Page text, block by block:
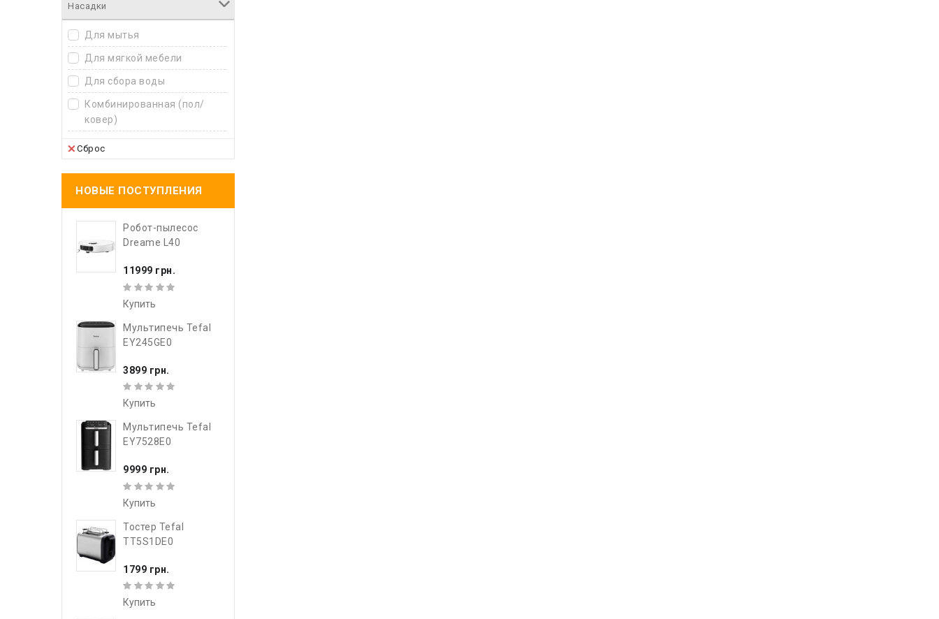
Фильтр тонкой очистки
(HEPA)
Насадки
Для мытья
Для мягкой мебели
Для сбора воды
Комбинированная (пол/
ковер)
Паркетная
Турбощетка
Щелевая
Электрическая турбощетка
Сброс
НОВЫЕ ПОСТУПЛЕНИЯ
Робот-пылесос
Dreame L40
11999 грн.
Купить
Мультипечь Tefal
EY245GE0
3899 грн.
Купить
Мультипечь Tefal
EY7528E0
9999 грн.
Купить
Тостер Tefal
TT5S1DE0
1799 грн.
Купить